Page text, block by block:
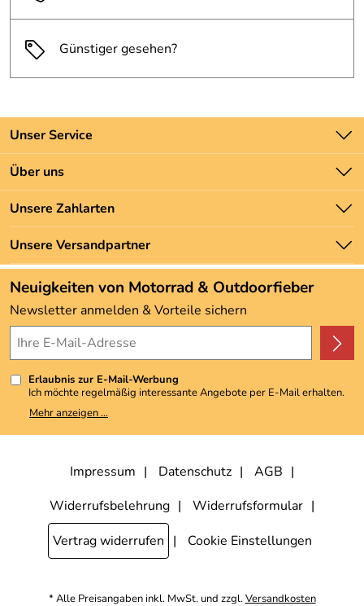
Günstiger gesehen?
Unser Service
Kontakt
Batteriegesetz
Newsletter
Zahlung und Versand
Über uns
Unsere Bestseller
Marken
Neu
Angebote
Kundenbewertungen (3.492)
4,9/5*****
Unsere Zahlarten
Unsere Versandpartner
Neuigkeiten von Motorrad & Outdoorfieber
Newsletter anmelden & Vorteile sichern
Erlaubnis zur E-Mail-Werbung
Ich möchte regelmäßig interessante Angebote per E-Mail erhalten.
Meine E-Mail-Adresse wird nicht an andere Unternehmen
weitergegeben. Zu statistischen Zwecken wird in anonymer Form
kann ich jederzeit mit Wirkung für die Zukunft widerrufen, indem ich
den Link "Abmelden" am Ende des Newsletters anklicke. Die
Mehr anzeigen ...
Impressum Datenschutz
AGB
Widerrufsbelehrung
Widerrufsformular
Vertrag widerrufen
Cookie Einstellungen
* Alle Preisangaben inkl. MwSt. und zzgl.Versandkosten